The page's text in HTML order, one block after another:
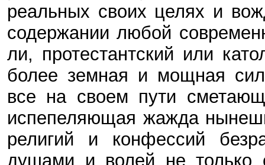
реальных своих целях и
содержании любой
ли, протестантский или
более земная и мощная
все на своем пути
испепеляющая жажда
религий и конфессий
душами и волей не только